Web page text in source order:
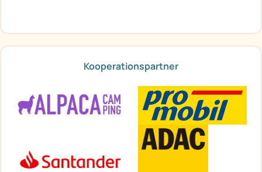
Kooperationspartner